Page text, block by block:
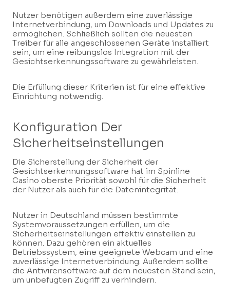
Nutzer benötigen außerdem eine zuverlässige
Internetverbindung, um Downloads und Updates zu
ermöglichen. Schließlich sollten die neuesten
Treiber für alle angeschlossenen Geräte installiert
sein, um eine reibungslos Integration mit der
Gesichtserkennungssoftware zu gewährleisten.
Die Erfüllung dieser Kriterien ist für eine effektive
Einrichtung notwendig.
Konfiguration Der
Sicherheitseinstellungen
Die Sicherstellung der Sicherheit der
Gesichtserkennungssoftware hat im Spinline
Casino oberste Priorität sowohl für die Sicherheit
der Nutzer als auch für die Datenintegrität.
Nutzer in Deutschland müssen bestimmte
Systemvoraussetzungen erfüllen, um die
Sicherheitseinstellungen effektiv einstellen zu
können. Dazu gehören ein aktuelles
Betriebssystem, eine geeignete Webcam und eine
zuverlässige Internetverbindung. Außerdem sollte
die Antivirensoftware auf dem neuesten Stand sein,
um unbefugten Zugriff zu verhindern.